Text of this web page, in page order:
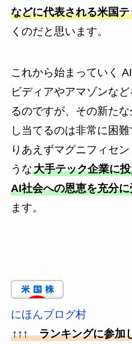
などに代表される米国
くのだと思います。
これから始まっていく
ビディアやアマゾンな
るのですが、その新た
し当てるのは非常に困
りあえずマグニフィセ
うな大手テック企業に
AI社会への恩恵を充分
ます。
にほんブログ村
↑↑↑ ランキングに参加